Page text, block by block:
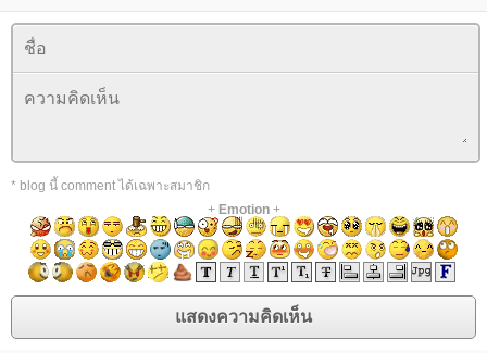
* blog นี้ comment ได้เฉพาะสมาชิก
+ Emotion+